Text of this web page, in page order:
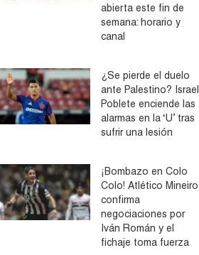
abierta este fin de
semana: horario y
canal
¿Se pierde el duelo
ante Palestino? Israel
Poblete enciende las
alarmas en la ‘U’ tras
sufrir una lesión
¡Bombazo en Colo
Colo! Atlético Mineiro
confirma
negociaciones por
Iván Román y el
fichaje toma fuerza